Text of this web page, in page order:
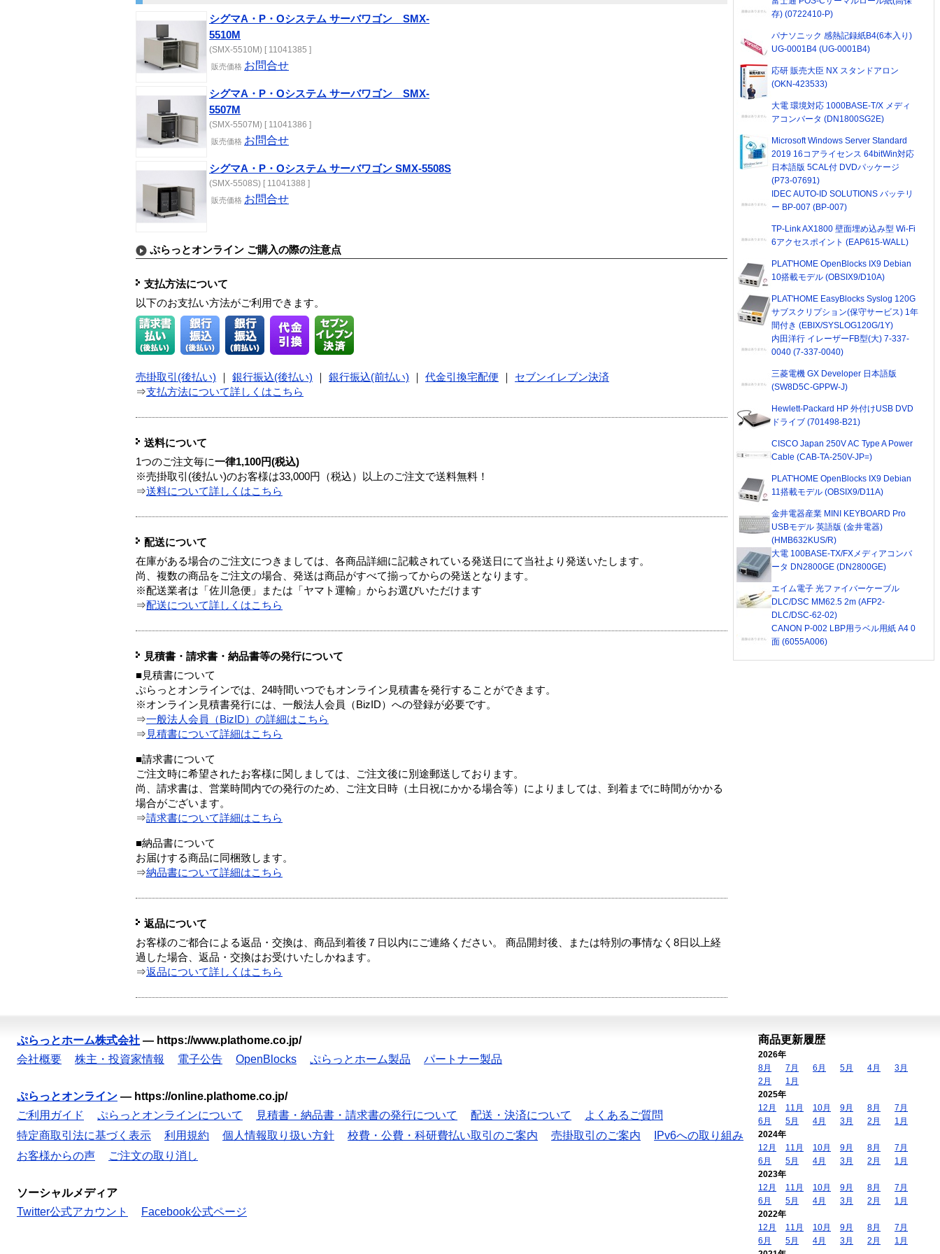
シグマA・P・Oシステム サーバワゴン SMX-
5510M
(SMX-5510M) [ 11041385 ]
販売価格 お問合せ
シグマA・P・Oシステム サーバワゴン SMX-
5507M
(SMX-5507M) [ 11041386 ]
販売価格 お問合せ
シグマA・P・Oシステム サーバワゴン SMX-5508S
(SMX-5508S) [ 11041388 ]
販売価格 お問合せ
ぷらっとオンライン ご購入の際の注意点
支払方法について
以下のお支払い方法がご利用できます。
売掛取引(後払い) 銀行振込(後払い) 銀行振込(前払い) 代金引換宅配便
セブンイレブン決済
⇒支払方法について詳しくはこちら
送料について
1つのご注文毎に一律1,100円(税込)
※売掛取引(後払い)のお客様は33,000円（税込）以上のご注文で送料無料！
⇒送料について詳しくはこちら
配送について
在庫がある場合のご注文につきましては、各商品詳細に記載されている発送日にて当社より発送いたします。
尚、複数の商品をご注文の場合、発送は商品がすべて揃ってからの発送となります。
※配送業者は「佐川急便」または「ヤマト運輸」からお選びいただけます
⇒配送について詳しくはこちら
見積書・請求書・納品書等の発行について
■見積書について
ぷらっとオンラインでは、24時間いつでもオンライン見積書を発行することができます。
※オンライン見積書発行には、一般法人会員（BizID）への登録が必要です。
⇒一般法人会員（BizID）の詳細はこちら
⇒ 見積書について詳細はこちら
■請求書について
ご注文時に希望されたお客様に関しましては、ご注文後に別途郵送しております。
尚、請求書は、営業時間内での発行のため、ご注文日時（土日祝にかかる場合等）によりましては、到着までに時間がかかる
場合がございます。
⇒請求書について詳細はこちら
■納品書について
お届けする商品に同梱致します。
⇒納品書について詳細はこちら
返品について
お客様のご都合による返品・交換は、商品到着後７日以内にご連絡ください。 商品開封後、または特別の事情なく8日以上経
過した場合、返品・交換はお受けいたしかねます。
⇒返品について詳しくはこちら
存) (0722410-P)
パナソニック 感熱記録紙B4(6本入り)
UG-0001B4 (UG-0001B4)
応研 販売大臣 NX スタンドアロン
(OKN-423533)
大電 環境対応 1000BASE-T/X メディ
アコンバータ (DN1800SG2E)
Microsoft Windows Server Standard
2019 16コアライセンス 64bitWin対応
日本語版 5CAL付 DVDパッケージ
(P73-07691)
IDEC AUTO-ID SOLUTIONS バッテリ
ー BP-007 (BP-007)
TP-Link AX1800 壁面埋め込み型 Wi-Fi
6アクセスポイント (EAP615-WALL)
PLAT'HOME OpenBlocks IX9 Debian
10搭載モデル (OBSIX9/D10A)
PLAT'HOME EasyBlocks Syslog 120G
サブスクリプション(保守サービス) 1年
間付き (EBIX/SYSLOG120G/1Y)
内田洋行 イレーザーFB型(大) 7-337-
0040 (7-337-0040)
三菱電機 GX Developer 日本語版
(SW8D5C-GPPW-J)
Hewlett-Packard HP 外付けUSB DVD
ドライブ (701498-B21)
CISCO Japan 250V AC Type A Power
Cable (CAB-TA-250V-JP=)
PLAT'HOME OpenBlocks IX9 Debian
11搭載モデル (OBSIX9/D11A)
金井電器産業 MINI KEYBOARD Pro
USBモデル 英語版 (金井電器)
(HMB632KUS/R)
大電 100BASE-TX/FXメディアコンバ
ータ DN2800GE (DN2800GE)
エイム電子 光ファイバーケーブル
DLC/DSC MM62.5 2m (AFP2-
DLC/DSC-62-02)
CANON P-002 LBP用ラベル用紙 A4 0
面 (6055A006)
ぷらっとホーム株式会社 — https://www.plathome.co.jp/
会社概要
株主・投資家情報 電子公告 OpenBlocks ぷらっとホーム製品 パートナー製品
ぷらっとオンライン — https://online.plathome.co.jp/
ご利用ガイド
ぷらっとオンラインについて 見積書・納品書・請求書の発行について 配送・決済について
よくあるご質問
特定商取引法に基づく表示
利用規約 個人情報取り扱い方針 校費・公費・科研費払い取引のご案内 売掛取引のご案内
IPv6への取り組み
お客様からの声
ご注文の取り消し
ソーシャルメディア
Twitter公式アカウント
Facebook公式ページ
商品更新履歴
2026年
8月
7月 6月 5月 4月
3月
2月
1月
2025年
12月
11月 10月 9月 8月
7月
6月
5月 4月 3月 2月
1月
2024年
12月
11月 10月 9月 8月
7月
6月
5月 4月 3月 2月
1月
2023年
12月
11月 10月 9月 8月
7月
6月
5月 4月 3月 2月
1月
2022年
12月
11月 10月 9月 8月
7月
6月
5月 4月 3月 2月
1月